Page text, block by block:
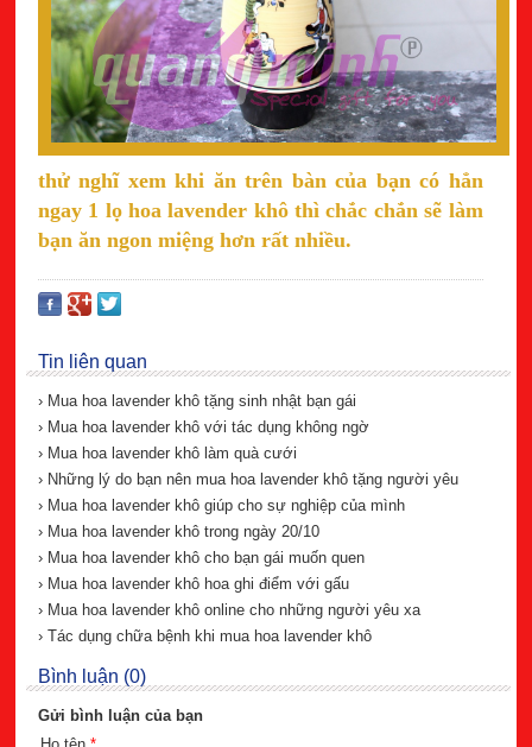
thử nghĩ xem khi ăn trên bàn của bạn có hẳn
ngay 1 lọ hoa lavender khô thì chắc chắn sẽ làm
bạn ăn ngon miệng hơn rất nhiều.
Tin liên quan
› Mua hoa lavender khô tặng sinh nhật bạn gái
› Mua hoa lavender khô với tác dụng không ngờ
› Mua hoa lavender khô làm quà cưới
› Những lý do bạn nên mua hoa lavender khô tặng người yêu
› Mua hoa lavender khô giúp cho sự nghiệp của mình
› Mua hoa lavender khô trong ngày 20/10
› Mua hoa lavender khô cho bạn gái muốn quen
› Mua hoa lavender khô hoa ghi điểm với gấu
› Mua hoa lavender khô online cho những người yêu xa
› Tác dụng chữa bệnh khi mua hoa lavender khô
Bình luận (0)
Gửi bình luận của bạn